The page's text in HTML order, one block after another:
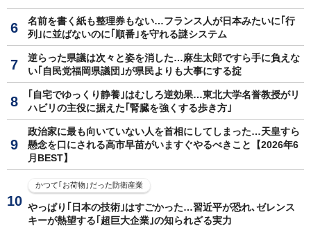
名前を書く紙も整理券もない…フランス人が日本みたいに｢行
列｣に並ばないのに｢順番｣を守れる謎システム
逆らった県議は次々と姿を消した…麻生太郎ですら手に負えな
い｢自民党福岡県議団｣が県民よりも大事にする掟
｢自宅でゆっくり静養｣はむしろ逆効果…東北大学名誉教授がリ
ハビリの主役に据えた｢腎臓を強くする歩き方｣
政治家に最も向いていない人を首相にしてしまった…天皇すら
懸念を口にされる高市早苗がいますぐやるべきこと【2026年6
月BEST】
かつて｢お荷物｣だった防衛産業
やっぱり｢日本の技術｣はすごかった…習近平が恐れ､ゼレンス
キーが熱望する｢超巨大企業｣の知られざる実力